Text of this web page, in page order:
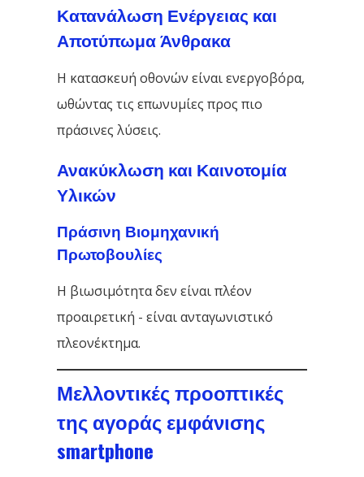
Κατανάλωση Ενέργειας και
Αποτύπωμα Άνθρακα
Η κατασκευή οθονών είναι ενεργοβόρα,
ωθώντας τις επωνυμίες προς πιο
πράσινες λύσεις.
Ανακύκλωση και Καινοτομία
Υλικών
Πράσινη Βιομηχανική
Πρωτοβουλίες
Η βιωσιμότητα δεν είναι πλέον
προαιρετική - είναι ανταγωνιστικό
πλεονέκτημα.
Μελλοντικές προοπτικές
της αγοράς εμφάνισης
smartphone